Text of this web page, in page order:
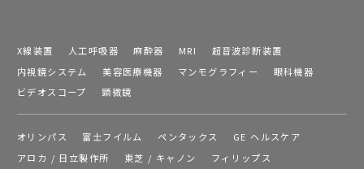
X線装置 人工呼吸器 麻酔器 MRI
超音波診断装置
内視鏡システム
美容医療機器 マンモグラフィー
眼科機器
ビデオスコープ
顕微鏡
オリンパス 富士フイルム ペンタックス
GE ヘルスケア
アロカ / 日立製作所
東芝 / キャノン
フィリップス